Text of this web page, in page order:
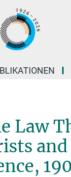
Law
and